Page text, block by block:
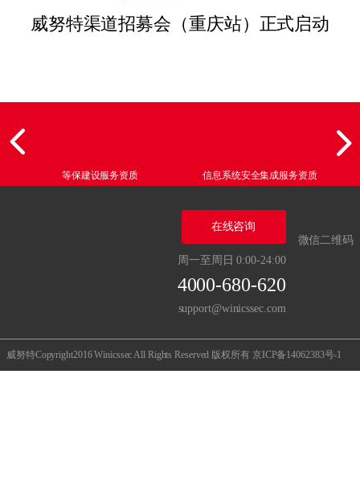
威努特渠道招募会（重庆站）正式启动
等保建设服务资质 信息系统安全集成服务资质
微信二维码
在线咨询
周一至周日 0:00-24:00
4000-680-620
support@winicssec.com
威努特Copyright2016 Winicssec All Rights Reserved 版权所有 京ICP备14062383号-1